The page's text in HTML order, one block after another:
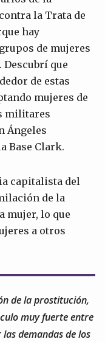
la Trata de
hay
de mujeres
que
de estas
mujeres de
militares
Ángeles
Base Clark.
capitalista del
de la
mujer, lo que
a otros
de la prostitución,
muy fuerte entre
demandas de los